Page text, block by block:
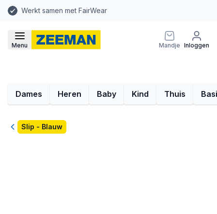
Werkt samen met FairWear
Menu Mandje Inloggen
Dames Heren Baby Kind Thuis
TerugSlip - Blauw